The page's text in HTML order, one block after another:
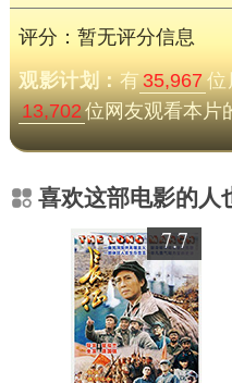
评分：暂无评分信息
观影计划： 有35,967 位
13,702位网友观看本片
喜欢这部电影的人
7.7